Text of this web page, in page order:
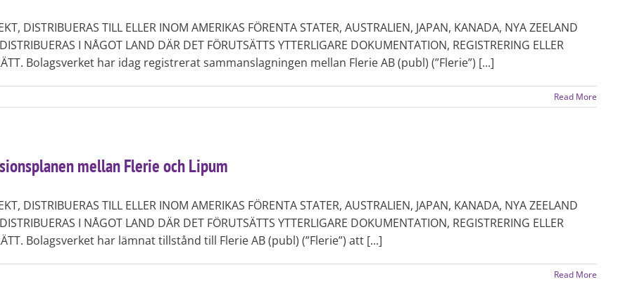
DISTRIBUERAS TILL ELLER INOM AMERIKAS FÖRENTA STATER, AUSTRALIEN, JAPAN, KANADA, NYA ZEELAND
I NÅGOT LAND DÄR DET FÖRUTSÄTTS YTTERLIGARE DOKUMENTATION, REGISTRERING ELLER
RÄTT. Bolagsverket har idag registrerat sammanslagningen mellan Flerie AB (publ) (”Flerie”) [...]
Read More
mellan Flerie och Lipum
DISTRIBUERAS TILL ELLER INOM AMERIKAS FÖRENTA STATER, AUSTRALIEN, JAPAN, KANADA, NYA ZEELAND
I NÅGOT LAND DÄR DET FÖRUTSÄTTS YTTERLIGARE DOKUMENTATION, REGISTRERING ELLER
RÄTT. Bolagsverket har lämnat tillstånd till Flerie AB (publ) (”Flerie”) att [...]
Read More